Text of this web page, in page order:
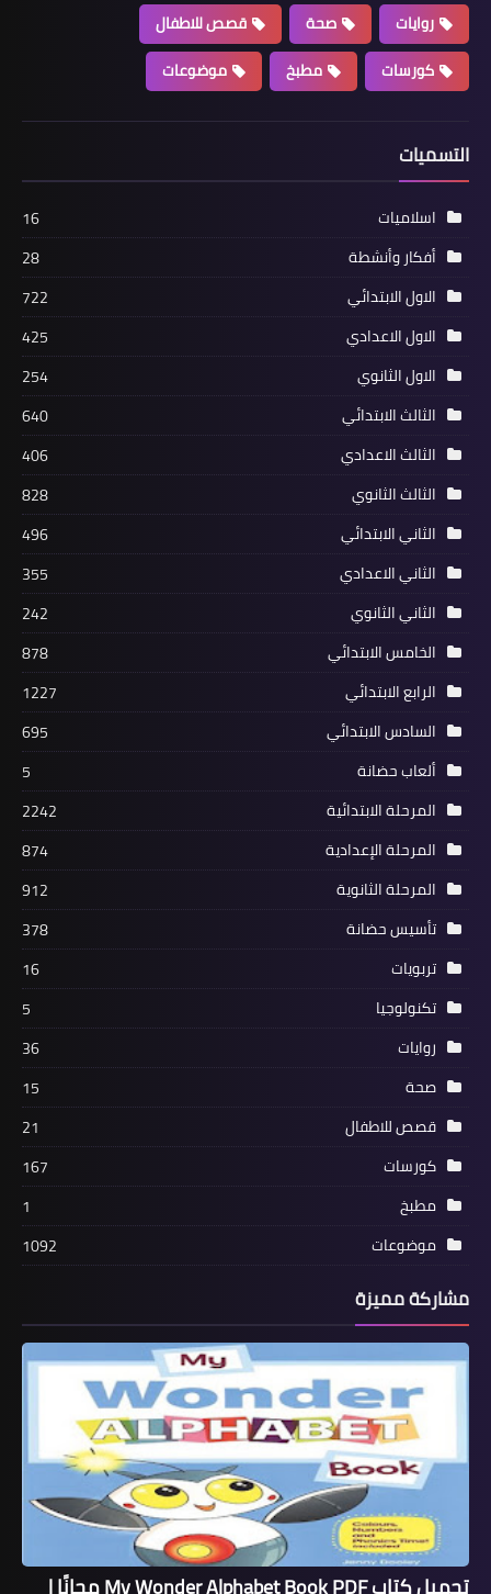
روايات
صحة
قصص للاطفال
كورسات
مطبخ موضوعات
التسميات
اسلاميات
16
أفكار وأنشطة
28
الاول الابتدائي
722
الاول الاعدادي
425
الاول الثانوي
254
الثالث الابتدائي
640
الثالث الاعدادي
406
الثالث الثانوي
828
الثاني الابتدائي
496
الثاني الاعدادي
355
الثاني الثانوي
242
الخامس الابتدائي
878
الرابع الابتدائي
1227
السادس الابتدائي
695
ألعاب حضانة
5
المرحلة الابتدائية
2242
المرحلة الإعدادية
874
المرحلة الثانوية
912
تأسيس حضانة
378
تربويات
16
تكنولوجيا
5
روايات
36
صحة
15
قصص للاطفال
21
كورسات
167
مطبخ
1
موضوعات
1092
مشاركة مميزة